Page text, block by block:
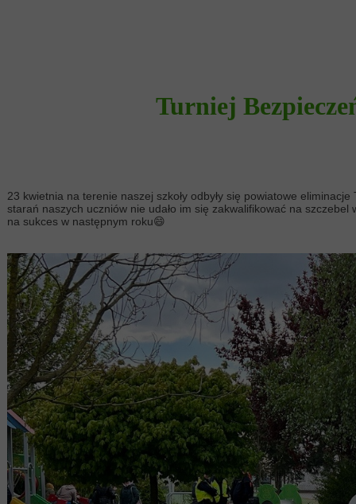
23 kwietnia na terenie naszej szkoły odbyły się powiatowe
starań naszych uczniów nie udało im się zakwalifikować na
na sukces w następnym roku😄
Turniej